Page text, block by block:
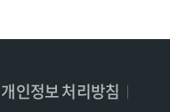
개인정보 처리방침